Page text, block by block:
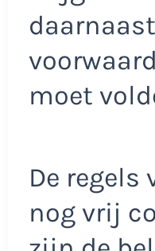
moet
De regels
nog vrij